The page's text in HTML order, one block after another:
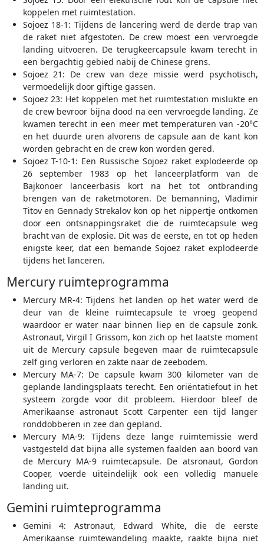
koppelen met ruimtestation.
Sojoez 18-1: Tijdens de lancering werd de derde trap van
de raket niet afgestoten. De crew moest een vervroegde
landing uitvoeren. De terugkeercapsule kwam terecht in
een bergachtig gebied nabij de Chinese grens.
Sojoez 21: De crew van deze missie werd psychotisch,
vermoedelijk door giftige gassen.
Sojoez 23: Het koppelen met het ruimtestation mislukte en
de crew bevroor bijna dood na een vervroegde landing. Ze
kwamen terecht in een meer met temperaturen van -20°C
en het duurde uren alvorens de capsule aan de kant kon
worden gebracht en de crew kon worden gered.
Sojoez T-10-1: Een Russische Sojoez raket explodeerde op
26 september 1983 op het lanceerplatform van de
Bajkonoer lanceerbasis kort na het tot ontbranding
brengen van de raketmotoren. De bemanning, Vladimir
Titov en Gennady Strekalov kon op het nippertje ontkomen
door een ontsnappingsraket die de ruimtecapsule weg
bracht van de explosie. Dit was de eerste, en tot op heden
enigste keer, dat een bemande Sojoez raket explodeerde
tijdens het lanceren.
Mercury ruimteprogramma
Mercury MR-4: Tijdens het landen op het water werd de
deur van de kleine ruimtecapsule te vroeg geopend
waardoor er water naar binnen liep en de capsule zonk.
Astronaut, Virgil I Grissom, kon zich op het laatste moment
uit de Mercury capsule begeven maar de ruimtecapsule
zelf ging verloren en zakte naar de zeebodem.
Mercury MA-7: De capsule kwam 300 kilometer van de
geplande landingsplaats terecht. Een oriëntatiefout in het
systeem zorgde voor dit probleem. Hierdoor bleef de
Amerikaanse astronaut Scott Carpenter een tijd langer
ronddobberen in zee dan gepland.
Mercury MA-9: Tijdens deze lange ruimtemissie werd
vastgesteld dat bijna alle systemen faalden aan boord van
de Mercury MA-9 ruimtecapsule. De atsronaut, Gordon
Cooper, voerde uiteindelijk ook een volledig manuele
landing uit.
Gemini ruimteprogramma
Gemini 4: Astronaut, Edward White, die de eerste
Amerikaanse ruimtewandeling maakte, raakte bijna niet